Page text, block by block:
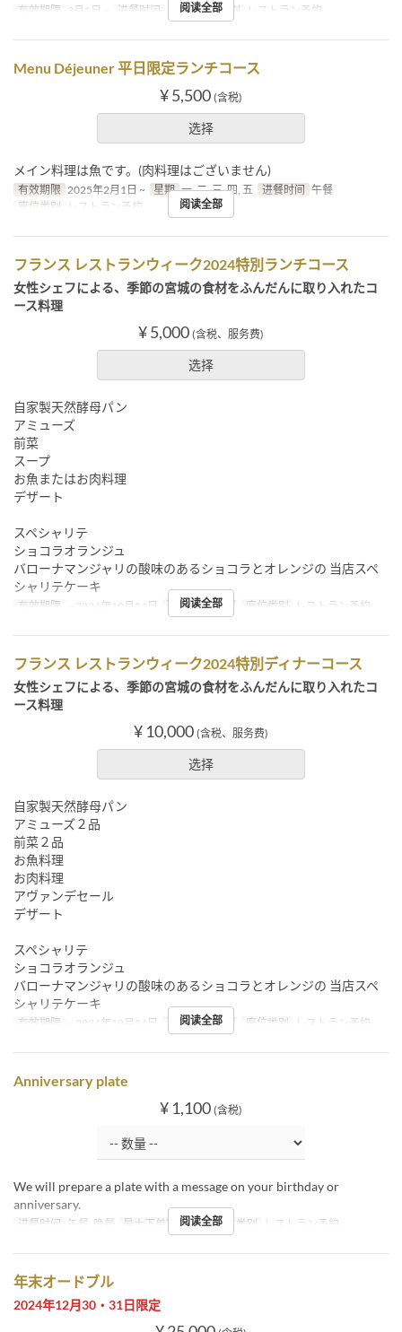
有效期限 3月1日 ~ 进餐时间 午餐 座位类别 レストラン予約
阅读全部
Menu Déjeuner 平日限定ランチコース
¥ 5,500 (含税)
选择
メイン料理は魚です。(肉料理はございません)
有效期限 2025年2月1日 ~ 星期 一, 二, 三, 四, 五 进餐时间 午餐
座位类别
レストラン予約 阅读全部
フランス レストランウィーク2024特別ランチコース
女性シェフによる、季節の宮城の食材をふんだんに取り入れたコ
ース料理
¥ 5,000 (含税、服务费)
选择
自家製天然酵母パン
アミューズ
前菜
スープ
お魚またはお肉料理
デザート
スペシャリテ
ショコラオランジュ
バローナマンジャリの酸味のあるショコラとオレンジの 当店スペ
シャリテケーキ
有效期限 ~ 2024年10月14日 进餐时间 午餐 座位类别 レストラン予約
阅读全部
フランス レストランウィーク2024特別ディナーコース
女性シェフによる、季節の宮城の食材をふんだんに取り入れたコ
ース料理
¥ 10,000 (含税、服务费)
选择
自家製天然酵母パン
アミューズ２品
前菜２品
お魚料理
お肉料理
アヴァンデセール
デザート
スペシャリテ
ショコラオランジュ
バローナマンジャリの酸味のあるショコラとオレンジの 当店スペ
シャリテケーキ
有效期限 ~ 2024年10月14日 进餐时间 晚餐 座位类别 レストラン予約
阅读全部
Anniversary plate
¥ 1,100 (含税)
We will prepare a plate with a message on your birthday or
anniversary.
进餐时间 午餐, 晚餐 最大下单数 1 ~ 1 座位类别 レストラン予約
阅读全部
年末オードブル
2024年12月30・31日限定